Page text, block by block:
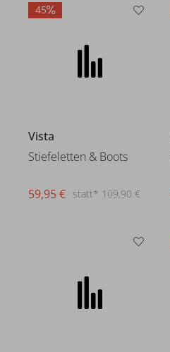
45
Vista
Stiefeletten & Boots
statt* 109,90 €
59,95 €